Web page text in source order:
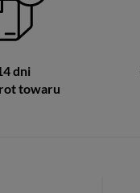
dni
towaru